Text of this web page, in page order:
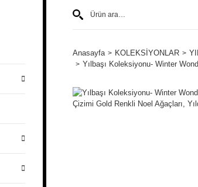
Anasayfa KOLEKSİYONLAR
Yılbaşı Koleksiyonu- Winter